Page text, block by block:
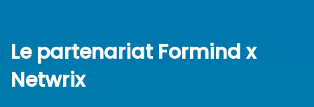
Le partenariat Formind x
Netwrix